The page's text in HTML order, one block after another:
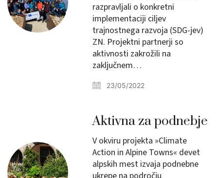
razpravljali o konkretni
implementaciji ciljev
trajnostnega razvoja (SDG-jev)
ZN. Projektni partnerji so
aktivnosti zakrožili na
zaključnem…
23/05/2022
Aktivna za podnebje
V okviru projekta »Climate
Action in Alpine Towns« devet
alpskih mest izvaja podnebne